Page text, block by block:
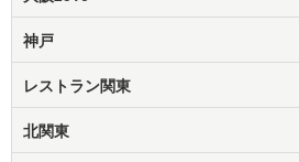
神戸
レストラン関東
北関東